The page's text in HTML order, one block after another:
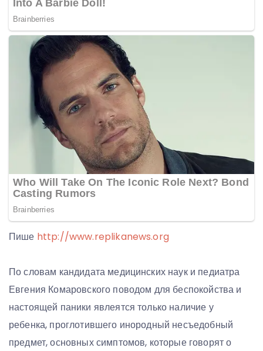
Пише http://www.replikanews.org
По словам кандидата медицинских наук и педиатра
Евгения Комаровского поводом для беспокойства и
настоящей паники явлеятся только наличие у
ребенка, проглотившего инородный несъедобный
предмет, основных симптомов, которые говорят о